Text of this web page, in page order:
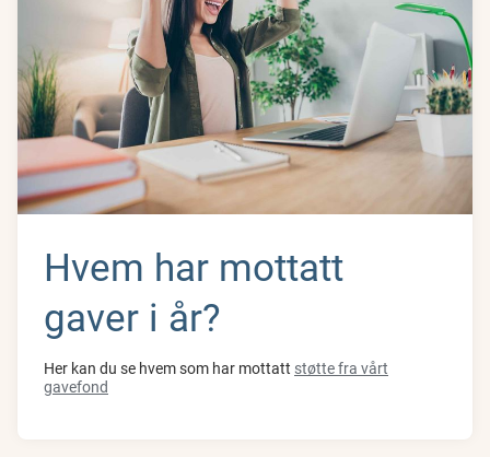
Hvem har mottatt
gaver i år?
Her kan du se hvem som har mottatt støtte fra vårt
gavefond